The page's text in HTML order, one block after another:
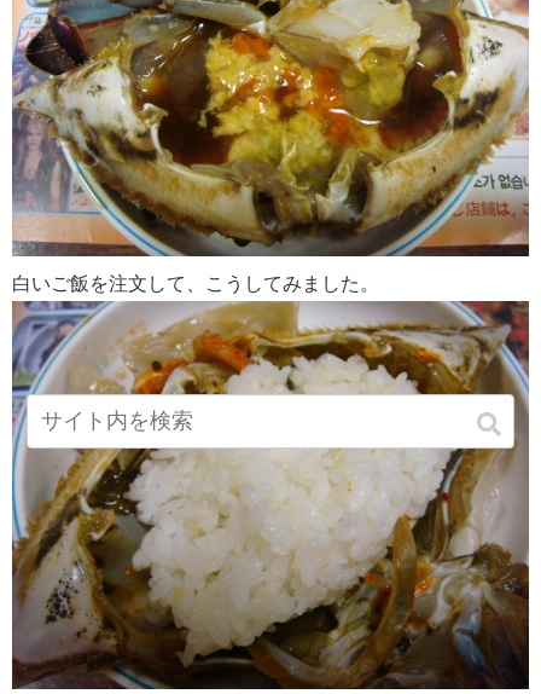
白いご飯を注文して、こうしてみました。